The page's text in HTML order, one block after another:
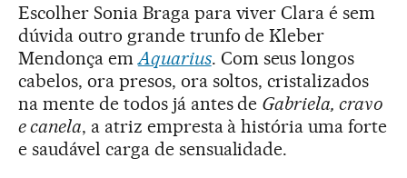
Escolher Sonia Braga para viver Clara é sem
dúvida outro grande trunfo de Kleber
Mendonça em Aquarius. Com seus longos
cabelos, ora presos, ora soltos, cristalizados
na mente de todos já antes de Gabriela, cravo
e canela, a atriz empresta à história uma forte
e saudável carga de sensualidade.